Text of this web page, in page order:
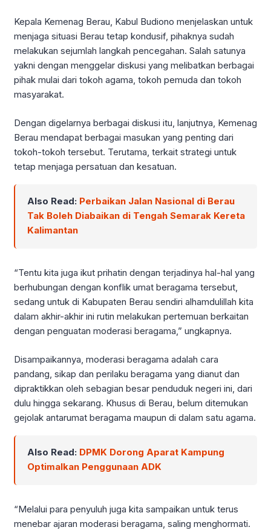
Kepala Kemenag Berau, Kabul Budiono menjelaskan untuk
menjaga situasi Berau tetap kondusif, pihaknya sudah
melakukan sejumlah langkah pencegahan. Salah satunya
yakni dengan menggelar diskusi yang melibatkan berbagai
pihak mulai dari tokoh agama, tokoh pemuda dan tokoh
masyarakat.
Dengan digelarnya berbagai diskusi itu, lanjutnya, Kemenag
Berau mendapat berbagai masukan yang penting dari
tokoh-tokoh tersebut. Terutama, terkait strategi untuk
tetap menjaga persatuan dan kesatuan.
Also Read: Perbaikan Jalan Nasional di Berau
Tak Boleh Diabaikan di Tengah Semarak Kereta
Kalimantan
“Tentu kita juga ikut prihatin dengan terjadinya hal-hal yang
berhubungan dengan konflik umat beragama tersebut,
sedang untuk di Kabupaten Berau sendiri alhamdulillah kita
dalam akhir-akhir ini rutin melakukan pertemuan berkaitan
dengan penguatan moderasi beragama,” ungkapnya.
Disampaikannya, moderasi beragama adalah cara
pandang, sikap dan perilaku beragama yang dianut dan
dipraktikkan oleh sebagian besar penduduk negeri ini, dari
dulu hingga sekarang. ​​​​Khusus di Berau, belum ditemukan
gejolak antarumat beragama maupun di dalam satu agama.
Also Read: DPMK Dorong Aparat Kampung
Optimalkan Penggunaan ADK
“Melalui para penyuluh juga kita sampaikan untuk terus
menebar ajaran moderasi beragama, saling menghormati.